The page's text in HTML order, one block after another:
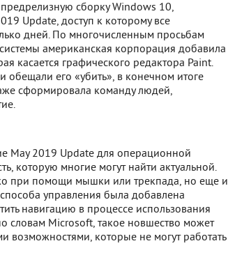
сборку Windows 10,
Update, доступ к которому все
дней. По многочисленным просьбам
американская корпорация добавила
касается графического редактора Paint.
обещали его «убить», в конечном итоге
сформировала команду людей,
May 2019 Update для операционной
которую многие могут найти актуальной.
при помощи мышки или трекпада, но еще и
управления была добавлена
навигацию в процессе использования
словам Microsoft, такое новшество может
возможностями, которые не могут работать